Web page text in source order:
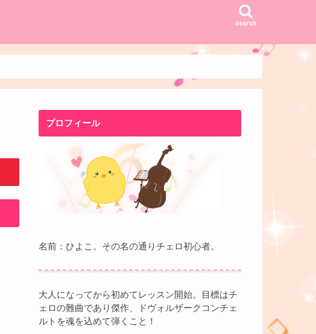
search
プロフィール
名前：ひよこ。その名の通りチェロ初心者。
大人になってから初めてレッスン開始。目標はチ
ェロの難曲であり傑作、ドヴォルザークコンチェ
ルトを魂を込めて弾くこと！